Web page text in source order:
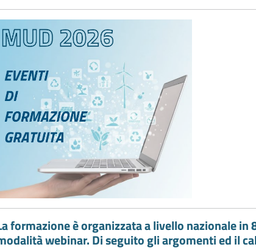
formazione è organizzata a livello nazionale
webinar. Di seguito gli argomenti ed il